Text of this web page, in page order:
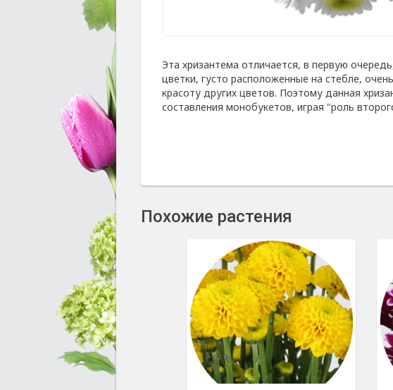
Эта хризантема отличается, в первую
цветки, густо расположенные на стебле,
красоту других цветов. Поэтому данная
составления монобукетов, играя "роль
Похожие растения